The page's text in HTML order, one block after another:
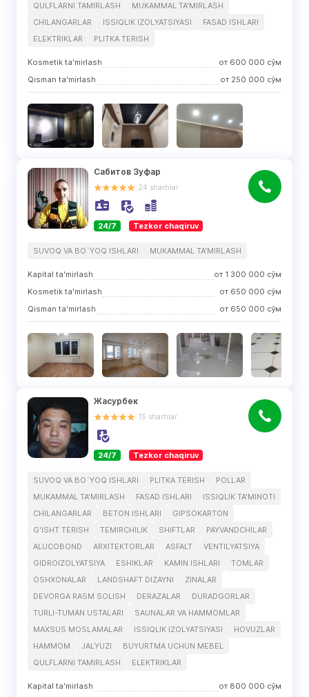
QULFLARNI TAMIRLASH
MUKAMMAL TA'MIRLASH
CHILANGARLAR
ISSIQLIK IZOLYATSIYASI
FASAD ISHLARI
ELEKTRIKLAR
PLITKA TERISH
Kosmetik ta'mirlash от 600 000 сўм
Qisman ta'mirlash
от 250 000 сўм
Сабитов Зуфар
24 sharhlar
24/7 Tezkor chaqiruv
SUVOQ VA BO`YOQ ISHLARI MUKAMMAL TA'MIRLASH
Kapital ta'mirlash от 1 300 000 сўм
Kosmetik ta'mirlash
от 650 000 сўм
Qisman ta'mirlash
от 650 000 сўм
Жасурбек
15 sharhlar
24/7 Tezkor chaqiruv
SUVOQ VA BO`YOQ ISHLARI PLITKA TERISH
POLLAR
MUKAMMAL TA'MIRLASH
FASAD ISHLARI
ISSIQLIK TA'MINOTI
CHILANGARLAR
BETON ISHLARI
GIPSOKARTON
G'ISHT TERISH
TEMIRCHILIK SHIFTLAR
PAYVANDCHILAR
ALUCOBOND
ARXITEKTORLAR ASFALT
VENTILYATSIYA
GIDROIZOLYATSIYA
ESHIKLAR KAMIN ISHLARI
TOMLAR
OSHXONALAR
LANDSHAFT DIZAYNI
ZINALAR
DEVORGA RASM SOLISH
DERAZALAR
DURADGORLAR
TURLI-TUMAN USTALARI
SAUNALAR VA HAMMOMLAR
MAXSUS MOSLAMALAR
ISSIQLIK IZOLYATSIYASI
HOVUZLAR
HAMMOM
JALYUZI
BUYURTMA UCHUN MEBEL
QULFLARNI TAMIRLASH
ELEKTRIKLAR
Kapital ta'mirlash от 800 000 сўм